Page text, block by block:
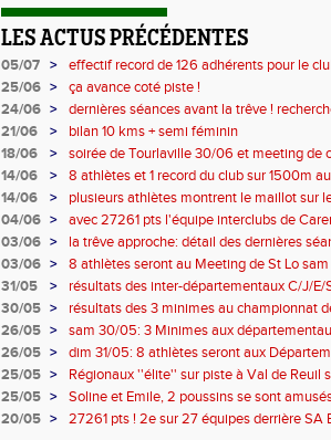
LES ACTUS PRÉCÉDENTES
05/07 >
effectif record de 126 adhérents pour le
25/06 >
ça avance coté piste !
24/06 >
dernières séances avant la trêve !
2026/2027 !
21/06 >
bilan 10 kms + semi féminin
18/06
>
soirée de Tourlaville 30/06 et meeting de
inscriptions
14/06 >
8 athlètes et 1 record du club sur 1500m
14/06
>
plusieurs athlètes montrent le maillot sur
04/06 >
avec 27261 pts l'équipe interclubs de
03/06 >
la trêve approche: détail des dernières
entraineurs pour saison 2026/2027 !
03/06 >
8 athlètes seront au Meeting de St Lo sam
31/05
>
résultats des inter-départementaux C/J/E/
30/05 >
résultats des 3 minimes au championnat
26/05 >
sam 30/05: 3 Minimes aux
modifiées !!
26/05 >
dim 31/05: 8 athlètes seront aux
Caen !
25/05 >
Régionaux ''élite'' sur piste à Val de Reuil
conditions de participation
25/05 >
Soline et Emile, 2 poussins se sont
20/05 >
27261 pts ! 2e sur 27 équipes derrière SA